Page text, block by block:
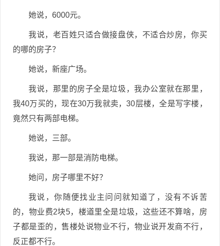
她说，6000元。
我说，老百姓只适合做接盘侠，不适合炒房，你买
的哪的房子？
她说，新座广场。
我说，那里的房子全是垃圾，我办公室就在那里，
我40万买的，现在30万我就卖，30层楼，全是写字楼，
竟然只有两部电梯。
她说，三部。
我说，那一部是消防电梯。
她问，房子哪里不好？
我说，你随便找业主问问就知道了，没有不诉苦
的，物业费2块5，楼道里全是垃圾，这些还不算啥，房
子都是歪的，售楼处说物业不行，物业说开发商不行，
反正都不行。